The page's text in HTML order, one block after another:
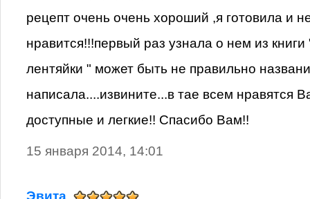
рецепт очень очень хороший ,я готовила и
нравится!!!первый раз узнала о нем из
лентяйки " может быть не правильно
написала....извините...в тае всем нравятся
доступные и легкие!! Спасибо Вам!!
15 января 2014, 14:01
Эвита